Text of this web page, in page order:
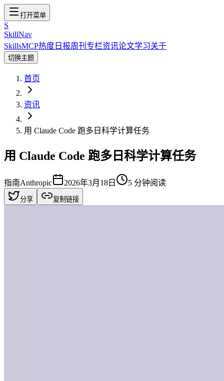
打开菜单
S
SkillNav
SkillsMCP热度 日报周刊 专栏资讯论文学习关于
切换主题
首页
资讯
用 Claude Code 跑多日科学计算任务
用 Claude Code 跑多日科学计算任务
指南Anthropic 2026年3月18日 5 分钟阅读
分享 复制链接